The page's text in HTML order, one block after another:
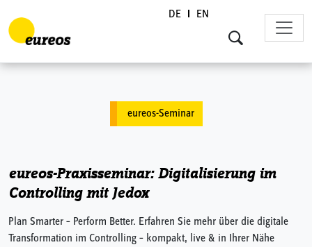
Skip to content
DE EN
eureos-Seminar
eureos-Praxisseminar: Digitalisierung im
Controlling mit Jedox
Plan Smarter – Perform Better. Erfahren Sie mehr über die digitale
Transformation im Controlling – kompakt, live & in Ihrer Nähe